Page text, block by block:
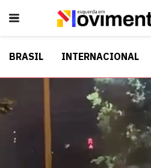
BRASIL INTERNACIONAL